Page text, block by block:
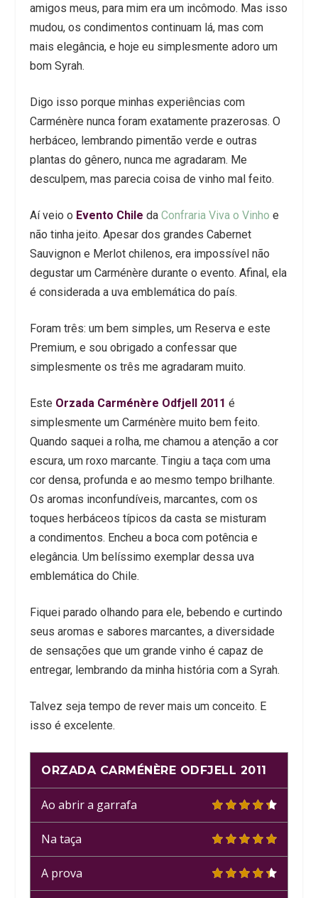
amigos meus, para mim era um incômodo. Mas isso
mudou, os condimentos continuam lá, mas com
mais elegância, e hoje eu simplesmente adoro um
bom Syrah.
Digo isso porque minhas experiências com
Carménère nunca foram exatamente prazerosas. O
herbáceo, lembrando pimentão verde e outras
plantas do gênero, nunca me agradaram. Me
desculpem, mas parecia coisa de vinho mal feito.
Aí veio o Evento Chile daConfraria Viva o Vinho e
não tinha jeito. Apesar dos grandes Cabernet
Sauvignon e Merlot chilenos, era impossível não
degustar um Carménère durante o evento. Afinal, ela
é considerada a uva emblemática do país.
Foram três: um bem simples, um Reserva e este
Premium, e sou obrigado a confessar que
simplesmente os três me agradaram muito.
Este Orzada Carménère Odfjell 2011 é
simplesmente um Carménère muito bem feito.
Quando saquei a rolha, me chamou a atenção a cor
escura, um roxo marcante. Tingiu a taça com uma
cor densa, profunda e ao mesmo tempo brilhante.
Os aromas inconfundíveis, marcantes, com os
toques herbáceos típicos da casta se misturam
a condimentos. Encheu a boca com potência e
elegância. Um belíssimo exemplar dessa uva
emblemática do Chile.
Fiquei parado olhando para ele, bebendo e curtindo
seus aromas e sabores marcantes, a diversidade
de sensações que um grande vinho é capaz de
entregar, lembrando da minha história com a Syrah.
Talvez seja tempo de rever mais um conceito. E
isso é excelente.
ORZADA CARMÉNÈRE ODFJELL 2011
Ao abrir a garrafa
Na taça
A prova